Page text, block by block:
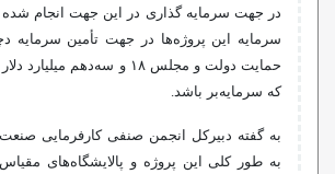
در جهت سرمایه گذاری در این جهت انجام شده
سرمایه این پروژه‌ها در جهت تأمین سرمایه
حمایت دولت و مجلس ۱۸ و سه‌دهم
که سرمایه‌بر باشد.
به گفته دبیرکل انجمن صنفی کارفرمایی
به طور کلی این پروژه و پالایشگاه‌های